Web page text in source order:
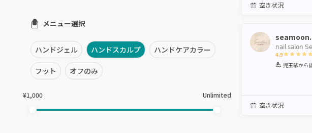
戸田
川越・本川越
ふじみ野・鶴瀬・上福岡
メニュー選択
ハンドジェル ハンドスカルプ ハンドケアカラー
フット オフのみ
¥1,000 Unlimited
空き状況
𝗇𝖺𝗂𝗅 𝗌𝖺𝗅𝗈𝗇
4.9
1 2 3 4 5
児玉駅から
空き状況